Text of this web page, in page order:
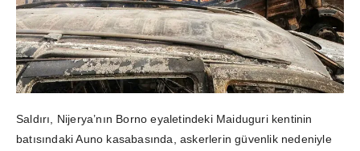
Saldırı, Nijerya’nın Borno eyaletindeki Maiduguri kentinin
batısındaki Auno kasabasında, askerlerin güvenlik nedeniyle